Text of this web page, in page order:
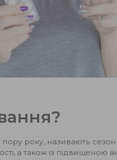
року, називають
а також із підвищеною